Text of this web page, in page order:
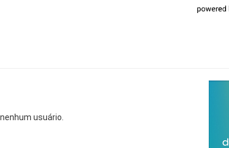
usuário.